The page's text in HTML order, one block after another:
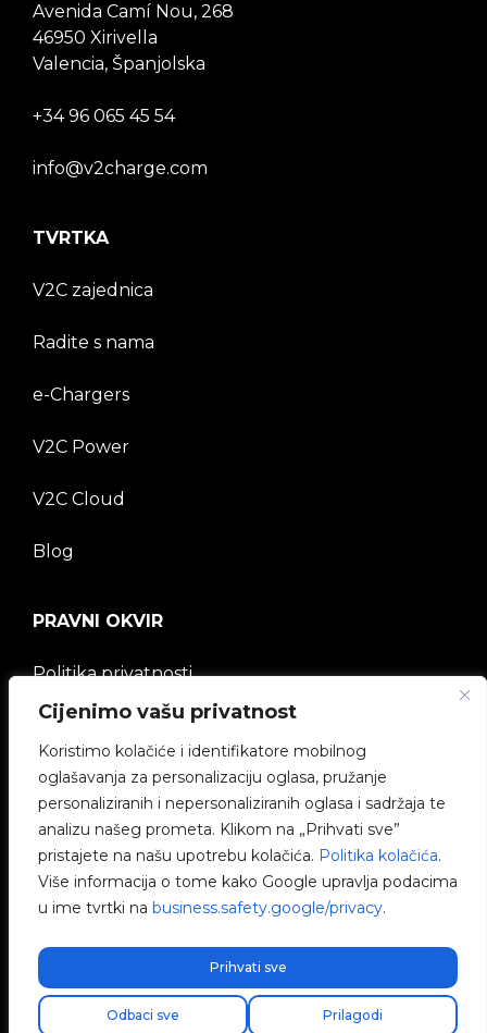
Cijenimo vašu privatnost
Koristimo kolačiće i identifikatore mobilnog
oglašavanja za personalizaciju oglasa, pružanje
personaliziranih i nepersonaliziranih oglasa i sadržaja te
analizu našeg prometa. Klikom na „Prihvati sve”
pristajete na našu upotrebu kolačića. Politika kolačića.
Više informacija o tome kako Google upravlja podacima
u ime tvrtki na business.safety.google/privacy.
Prilagodi
Odbaci sve
Prihvati sve
Avenida Camí Nou, 268
46950 Xirivella
Valencia, Španjolska
+34 96 065 45 54
info@v2charge.com
TVRTKA
V2C zajednica
Radite s nama
e-Chargers
V2C Power
V2C Cloud
Blog
PRAVNI OKVIR
Politika privatnosti
Pravna napomena
Politika kolačića
Etički kanal
Politika kvalitete
V2C © 2026 All rights reserved.